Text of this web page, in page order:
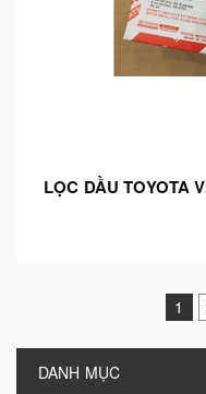
1
DANH MỤC